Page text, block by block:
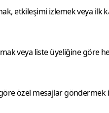
etkileşimi izlemek veya ilk
veya liste üyeliğine göre
özel mesajlar